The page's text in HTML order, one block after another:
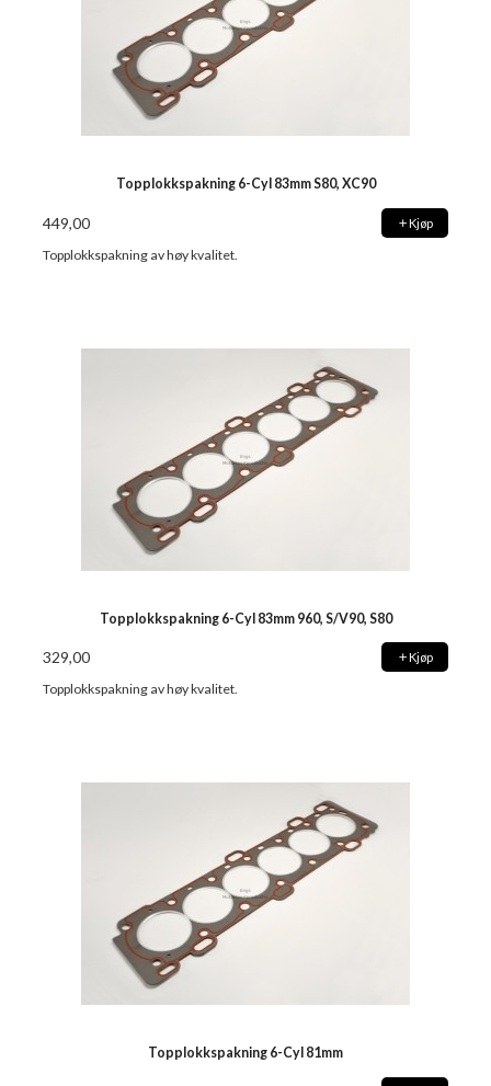
Topplokkspakning 6-Cyl 83mm S80, XC90
449,00 Kjøp
Topplokkspakning av høy kvalitet.
Topplokkspakning 6-Cyl 83mm 960, S/V90, S80
329,00 Kjøp
Topplokkspakning av høy kvalitet.
Topplokkspakning 6-Cyl 81mm